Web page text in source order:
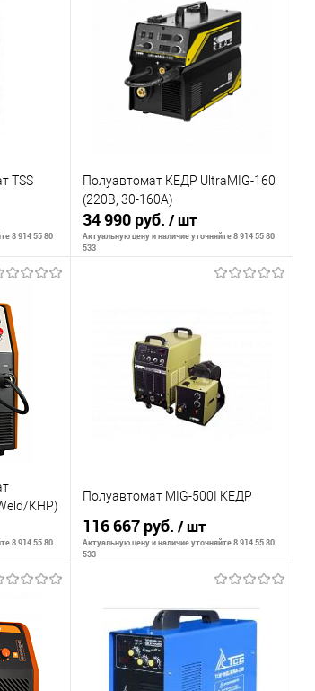
Сообщить о наличии
К сравнению
В избранное
Недоступно
TSS
8 914 55 80
Полуавтомат КЕДР UltraMIG-160
(220В, 30-160А)
34 990 руб./ шт
Актуальную цену и наличие уточняйте 8 914 55 80
533
К сравнению
В избранное
Недоступно
КНР)
8 914 55 80
Полуавтомат MIG-500I КЕДР
116 667 руб./ шт
Актуальную цену и наличие уточняйте 8 914 55 80
533
Сообщить о наличии
К сравнению